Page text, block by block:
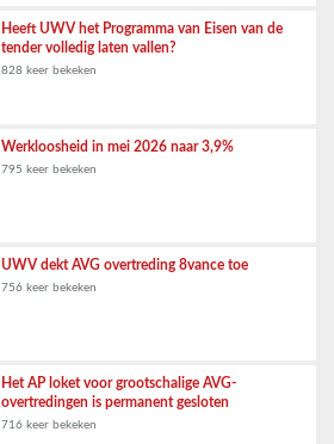
Heeft UWV het Programma van Eisen van de
tender volledig laten vallen?
828 keer bekeken
Werkloosheid in mei 2026 naar 3,9%
795 keer bekeken
UWV dekt AVG overtreding 8vance toe
756 keer bekeken
Het AP loket voor grootschalige AVG-
overtredingen is permanent gesloten
716 keer bekeken